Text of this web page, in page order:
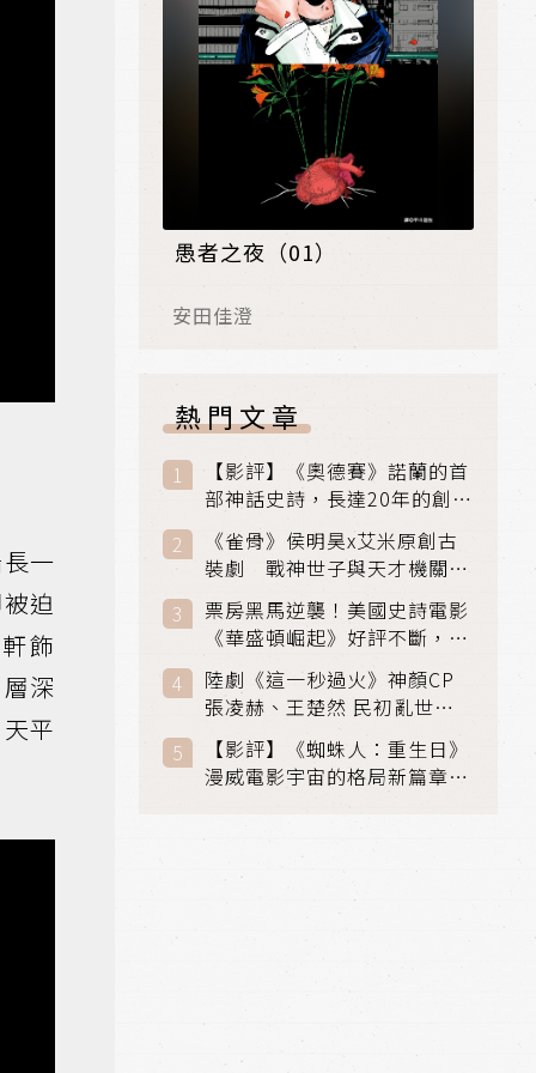
一
迫
飾
深
平
愚者之夜（01）
安田佳澄
熱門文章
【影評】《奧德賽》諾蘭的首
部神話史詩，長達20年的創傷
與贖罪之旅
《雀骨》侯明昊x艾米原創古
裝劇 戰神世子與天才機關師
聯手攻克身世之謎
票房黑馬逆襲！美國史詩電影
《華盛頓崛起》好評不斷，輾
壓《玩具總動員5》、《超少
女》
陸劇《這一秒過火》神顏CP
張凌赫、王楚然 民初亂世、
家仇國難也要大談禁忌叔嫂戀
【影評】《蜘蛛人：重生日》
漫威電影宇宙的格局新篇章，